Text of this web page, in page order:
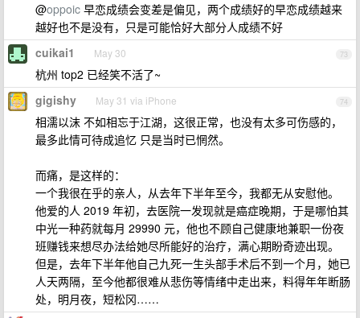
@oppoic 早恋成绩会变差是偏见，两个成绩好的早恋成绩越来
越好也不是没有，只是可能恰好大部分人成绩不好
73
cuikai1 May 30
杭州 top2 已经笑不活了~
74
gigishy May 31 via iPhone
相濡以沫 不如相忘于江湖，这很正常，也没有太多可伤感的，
最多此情可待成追忆 只是当时已惘然。
而痛，是这样的：
一个我很在乎的亲人，从去年下半年至今，我都无从安慰他。
他爱的人 2019 年初，去医院一发现就是癌症晚期，于是哪怕其
中光一种药就每月 29990 元，他也不顾自己健康地兼职一份夜
班赚钱来想尽办法给她尽所能好的治疗，满心期盼奇迹出现。
但是，去年下半年他自己九死一生头部手术后不到一个月，她已
人天两隔，至今他都很难从悲伤等情绪中走出来，料得年年断肠
处，明月夜，短松冈……